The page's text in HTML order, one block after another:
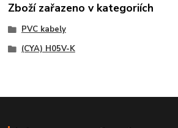
Zboží zařazeno v kategoriích
PVC kabely
(CYA) H05V-K